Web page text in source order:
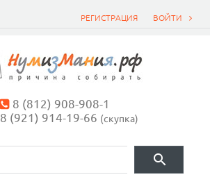
ВОЙТИ
РЕГИСТРАЦИЯ
8 (812) 908-908-1
8 (921) 914-19-66 (скупка)